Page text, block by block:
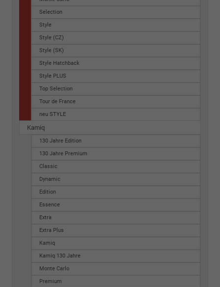
Selection
Style
Style (CZ)
Style (SK)
Style Hatchback
Style PLUS
Top Selection
Tour de France
neu STYLE
Kamiq
130 Jahre Edition
130 Jahre Premium
Classic
Dynamic
Edition
Essence
Extra
Extra Plus
Kamiq
Kamiq 130 Jahre
Monte Carlo
Premium